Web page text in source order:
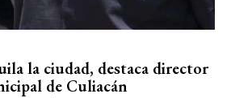
la ciudad, destaca director
de Culiacán